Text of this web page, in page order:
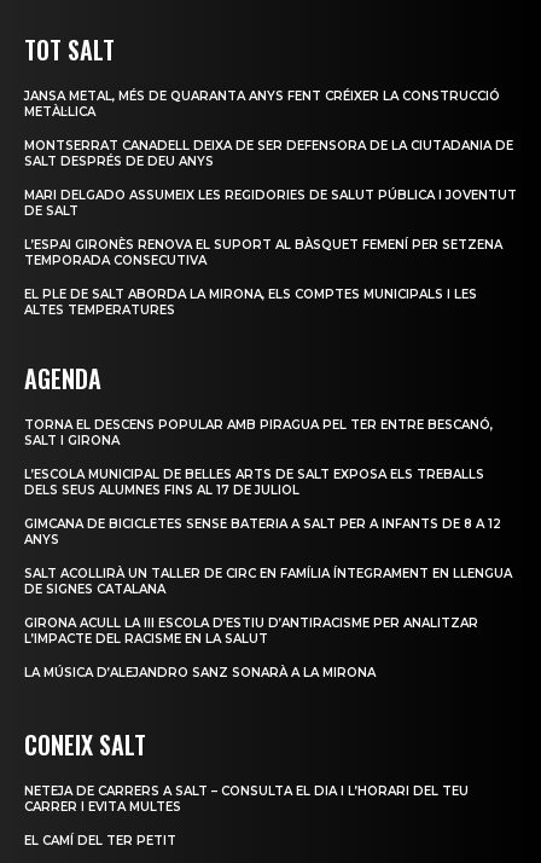
TOT SALT
JANSA METAL, MÉS DE QUARANTA ANYS FENT CRÉIXER LA CONSTRUCCIÓ
METÀL·LICA
MONTSERRAT CANADELL DEIXA DE SER DEFENSORA DE LA CIUTADANIA DE
SALT DESPRÉS DE DEU ANYS
MARI DELGADO ASSUMEIX LES REGIDORIES DE SALUT PÚBLICA I JOVENTUT
DE SALT
L’ESPAI GIRONÈS RENOVA EL SUPORT AL BÀSQUET FEMENÍ PER SETZENA
TEMPORADA CONSECUTIVA
EL PLE DE SALT ABORDA LA MIRONA, ELS COMPTES MUNICIPALS I LES
ALTES TEMPERATURES
AGENDA
TORNA EL DESCENS POPULAR AMB PIRAGUA PEL TER ENTRE BESCANÓ,
SALT I GIRONA
L’ESCOLA MUNICIPAL DE BELLES ARTS DE SALT EXPOSA ELS TREBALLS
DELS SEUS ALUMNES FINS AL 17 DE JULIOL
GIMCANA DE BICICLETES SENSE BATERIA A SALT PER A INFANTS DE 8 A 12
ANYS
SALT ACOLLIRÀ UN TALLER DE CIRC EN FAMÍLIA ÍNTEGRAMENT EN LLENGUA
DE SIGNES CATALANA
GIRONA ACULL LA III ESCOLA D’ESTIU D’ANTIRACISME PER ANALITZAR
L’IMPACTE DEL RACISME EN LA SALUT
LA MÚSICA D’ALEJANDRO SANZ SONARÀ A LA MIRONA
CONEIX SALT
NETEJA DE CARRERS A SALT – CONSULTA EL DIA I L’HORARI DEL TEU
CARRER I EVITA MULTES
EL CAMÍ DEL TER PETIT